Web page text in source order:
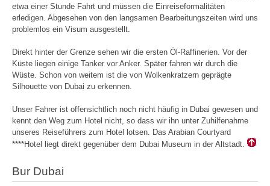
etwa einer Stunde Fahrt und müssen die Einreiseformalitäten
erledigen. Abgesehen von den langsamen Bearbeitungszeiten wird uns
problemlos ein Visum ausgestellt.
Direkt hinter der Grenze sehen wir die ersten Öl-Raffinerien. Vor der
Küste liegen einige Tanker vor Anker. Später fahren wir durch die
Wüste. Schon von weitem ist die von Wolkenkratzern geprägte
Silhouette von Dubai zu erkennen.
Unser Fahrer ist offensichtlich noch nicht häufig in Dubai gewesen und
kennt den Weg zum Hotel nicht, so dass wir ihn unter Zuhilfenahme
unseres Reiseführers zum Hotel lotsen. Das Arabian Courtyard
****Hotel liegt direkt gegenüber dem Dubai Museum in der Altstadt.
Bur Dubai